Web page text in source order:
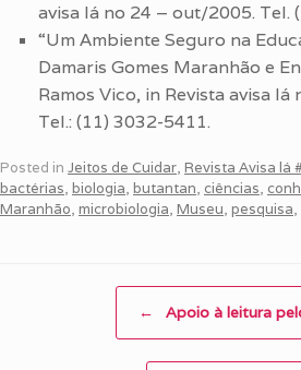
avisa lá no 24 – out/2005. Tel.
“Um Ambiente Seguro na
Damaris Gomes Maranhão e
Ramos Vico, in Revista avisa
Tel.: (11) 3032-5411.
Posted in Jeitos de Cuidar, Revista Avisa lá
bactérias, biologia, butantan, ciências,
Maranhão, microbiologia, Museu, pesquisa,
← Apoio à leitura